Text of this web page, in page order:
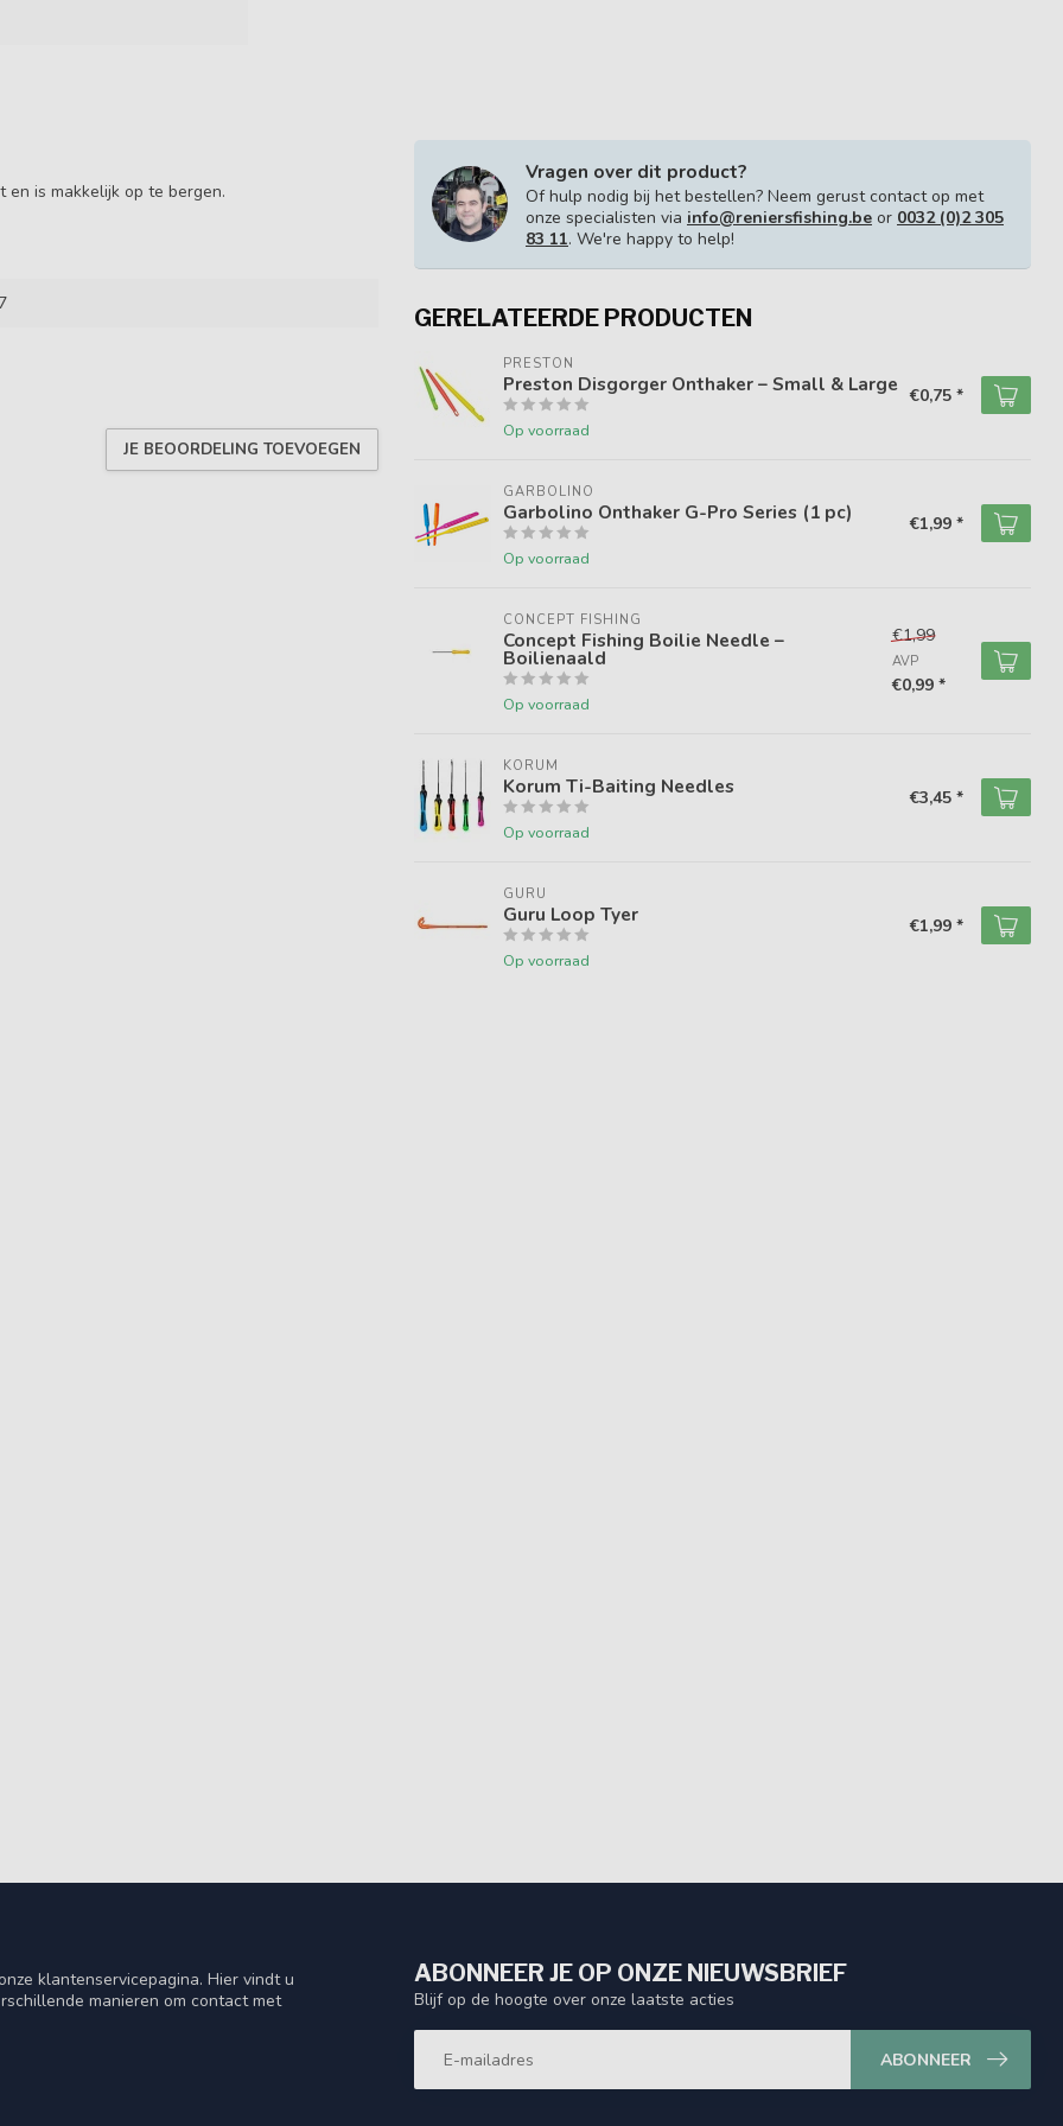
en is makkelijk op te bergen.
JE BEOORDELING TOEVOEGEN
Vragen over dit product?
Of hulp nodig bij het bestellen? Neem gerust contact op met
onze specialisten via info@reniersfishing.be or 0032 (0)2 305
83 11. We're happy to help!
GERELATEERDE PRODUCTEN
PRESTON
Preston Disgorger Onthaker – Small & Large
Op voorraad
€0,75 *
GARBOLINO
Garbolino Onthaker G-Pro Series (1 pc)
Op voorraad
€1,99 *
CONCEPT FISHING
Concept Fishing Boilie Needle –
Boilienaald
Op voorraad
€1,99
AVP
€0,99 *
KORUM
Korum Ti-Baiting Needles
Op voorraad
€3,45 *
GURU
Guru Loop Tyer
Op voorraad
€1,99 *
klantenservicepagina. Hier vindt u
manieren om contact met
ABONNEER JE OP ONZE NIEUWSBRIEF
Blijf op de hoogte over onze laatste acties
ABONNEER